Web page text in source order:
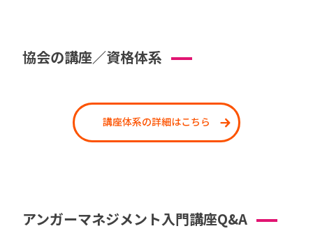
協会の講座／資格体系
講座体系の詳細はこちら
アンガーマネジメント入門講座Q&A